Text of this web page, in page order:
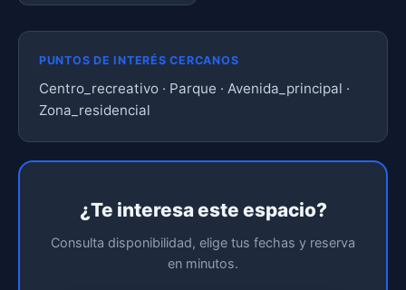
PUNTOS DE INTERÉS CERCANOS
Centro_recreativo · Parque · Avenida_principal ·
Zona_residencial
¿Te interesa este espacio?
Consulta disponibilidad, elige tus fechas y reserva
en minutos.